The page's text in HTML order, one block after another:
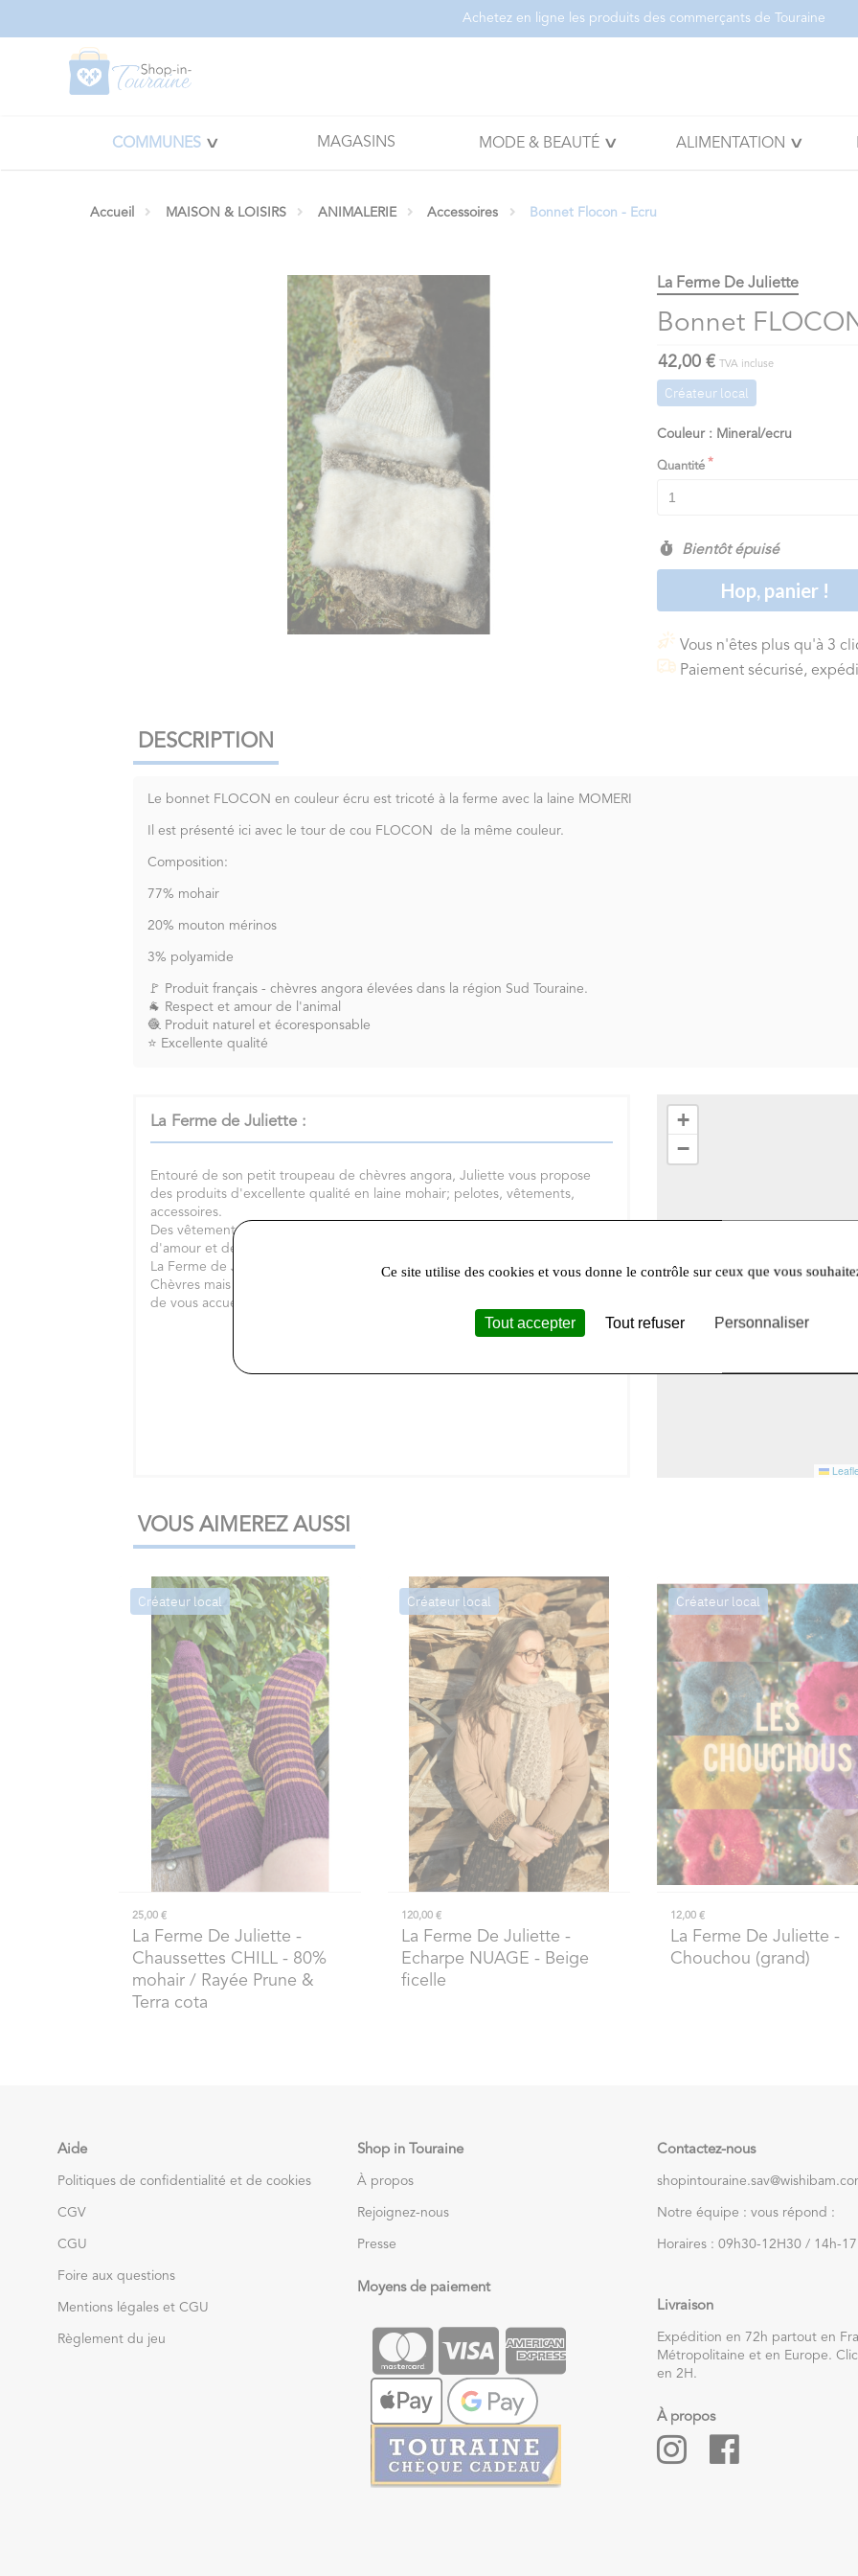
Achetez en ligne les produits des commerçants de Touraine
COMMUNES MAGASINS MODE & BEAUTÉ ALIMENTATION
Accueil MAISON & LOISIRS ANIMALERIE Accessoires Bonnet Flocon - Ecru
La Ferme De Juliette
Bonnet
42,00 € TVA incluse
Créateur local
Couleur : Mineral/ecru
Quantité
Bientôt épuisé
Hop, panier !
Vous n'êtes plus qu'à 3
Paiement sécurisé,
DESCRIPTION
Le bonnet FLOCON en couleur écru est tricoté à la ferme avec la laine MOMERI
Il est présenté ici avec le tour de cou FLOCON de la même couleur.
Composition:
77% mohair
20% mouton mérinos
3% polyamide
🚩 Produit français - chèvres angora élevées dans la région Sud Touraine.
🐐 Respect et amour de l'animal
🧶 Produit naturel et écoresponsable
⭐ Excellente qualité
La Ferme de Juliette :
Entouré de son petit troupeau de chèvres angora, Juliette vous propose
des produits d'excellente qualité en laine mohair; pelotes, vêtements,
accessoires.
Des vêtements éthiques et responsables, le tout produit avec beaucoup
d'amour et de respect de l'animal.
La Ferme de Juliette est située au Sud de la Touraine au Grand Pressigny.
Chèvres mais aussi lapins, cochons, paons sont présents et seront heureux
de vous accueillir sur rendez-vous pour visiter la ferme.
+
−
VOUS AIMEREZ AUSSI
Créateur local
25,00 €
La Ferme De Juliette -
Chaussettes CHILL - 80%
mohair / Rayée Prune &
Terra cota
Créateur local
120,00 €
La Ferme De Juliette -
Echarpe NUAGE - Beige
ficelle
Créateur local
12,00 €
La Ferme De Juliette -
Chouchou (grand)
Aide
Politiques de confidentialité et de cookies
CGV
CGU
Foire aux questions
Mentions légales et CGU
Règlement du jeu
Shop in Touraine
À propos
Rejoignez-nous
Presse
Moyens de paiement
Contactez-nous
Notre équipe : vous répond :
Horaires : 09h30-12H30 / 14h-
Livraison
Expédition en 72h partout en
Métropolitaine et en Europe.
en 2H.
À propos
Ce site utilise des cookies et vous donne le contrôle sur ceux que vous
Tout accepter Tout refuser Personnaliser